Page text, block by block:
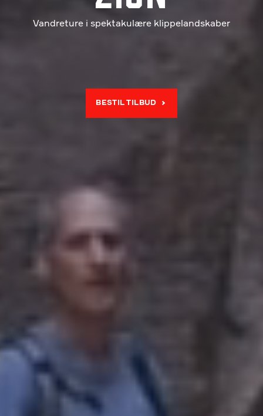
Vandreture i spektakulære klippelandskaber
BESTIL TILBUD